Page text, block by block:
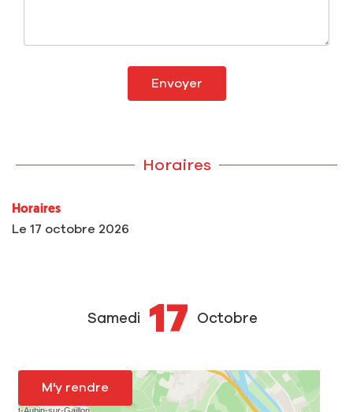
Envoyer
Horaires
Horaires
Le 17 octobre 2026
Samedi 17 Octobre
M'y rendre